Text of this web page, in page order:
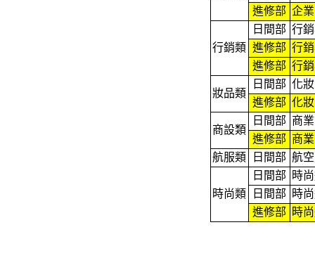
進修部 企
行銷類
日間部 行
進修部 行
進修部 行
妝品類
日間部 化
進修部 化
商設類
日間部 商
進修部 商
航服類
日間部 航
時尚類
日間部
時
日間部
時
進修部
時